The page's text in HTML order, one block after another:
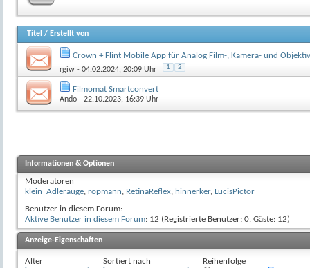
Titel / Erstellt von
Crown + Flint Mobile App für Analog Film-, Kamera- und
rgiw - 04.02.2024, 20:09 Uhr 1 2
Filmomat Smartconvert
Ando - 22.10.2023, 16:39 Uhr
Informationen & Optionen
Moderatoren
klein_Adlerauge, ropmann, RetinaReflex, hinnerker, LucisPictor
Benutzer in diesem Forum:
Aktive Benutzer in diesem Forum: 12 (Registrierte Benutzer: 0, Gäste: 12)
Anzeige-Eigenschaften
Alter Sortiert nach
Reihenfolge